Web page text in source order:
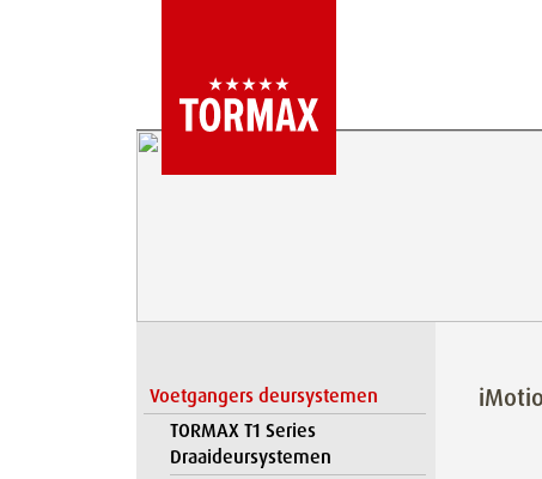
Voetgangers deursystemen
TORMAX T1 Series
Draaideursystemen